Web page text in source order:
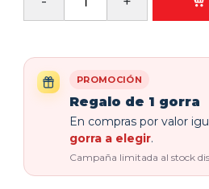
PROMOCIÓN
Regalo de 1 gorra
En compras por valor
gorra a elegir.
Campaña limitada al stock